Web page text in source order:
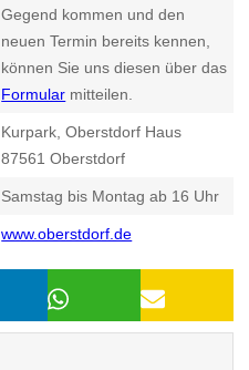
Gegend kommen und den
neuen Termin bereits kennen,
können Sie uns diesen über das
Formular mitteilen.
Kurpark, Oberstdorf Haus
87561 Oberstdorf
Samstag bis Montag ab 16 Uhr
www.oberstdorf.de